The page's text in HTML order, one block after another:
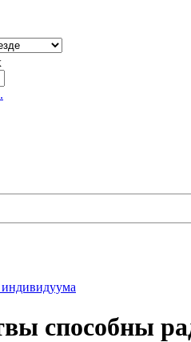
способны